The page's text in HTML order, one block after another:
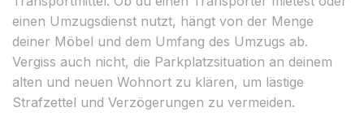
einen Umzugsdienst nutzt, hängt von der Menge
deiner Möbel und dem Umfang des Umzugs ab.
Vergiss auch nicht, die Parkplatzsituation an deinem
alten und neuen Wohnort zu klären, um lästige
Strafzettel und Verzögerungen zu vermeiden.